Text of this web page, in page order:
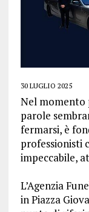
30 LUGLIO 2025
Nel momento
parole
fermarsi, è
professionisti
impeccabile,
L’Agenzia
in Piazza